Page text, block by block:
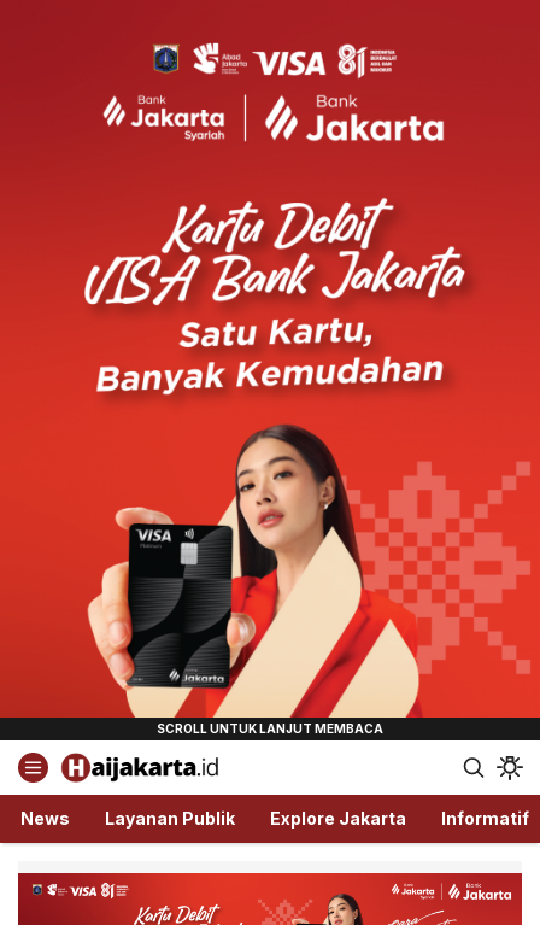
Haijakarta.id
Semua Tentang Jakarta Ada Disini!
News Layanan Publik Explore Jakarta Informatif